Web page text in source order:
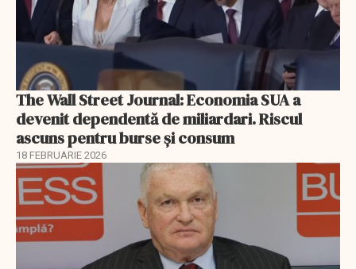
The Wall Street Journal: Economia SUA a
devenit dependentă de miliardari. Riscul
ascuns pentru burse și consum
18 FEBRUARIE 2026
EXCLUSIV